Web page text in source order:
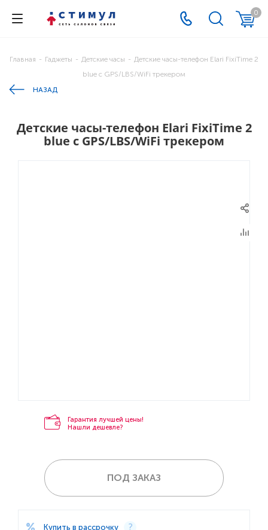
0
Главная - Гаджеты - Детские часы - Детские часы-телефон Elari FixiTime 2
blue с GPS/LBS/WiFi трекером
НАЗАД
Детские часы-телефон Elari FixiTime 2
blue с GPS/LBS/WiFi трекером
Гарантия лучшей цены!
Нашли дешевле?
ПОД ЗАКАЗ
Купить в рассрочку